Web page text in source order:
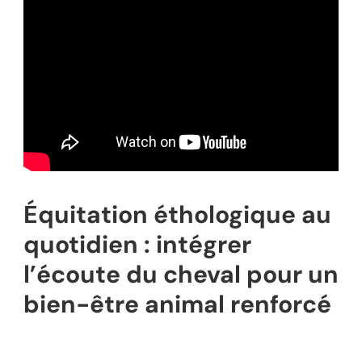
Équitation éthologique au
quotidien : intégrer
l’écoute du cheval pour un
bien-être animal renforcé